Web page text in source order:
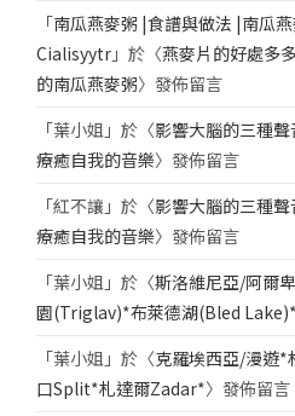
「南瓜燕麥粥 |食譜與做法 |南瓜
Cialisyytr 」於〈燕麥片的好處多
的南瓜燕麥粥〉發佈留言
「葉小姐 」於〈影響大腦的三種
療癒自我的音樂〉發佈留言
「紅不讓 」於〈影響大腦的三種
療癒自我的音樂〉發佈留言
「葉小姐 」於〈斯洛維尼亞/阿爾
園(Triglav)*布萊德湖(Bled Lake)*
「葉小姐 」於〈克羅埃西亞/漫遊
口Split*札達爾Zadar*〉發佈留言